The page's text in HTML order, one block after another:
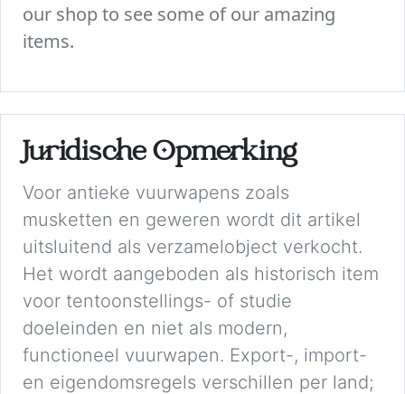
our shop to see some of our amazing
items.
Juridische Opmerking
Voor antieke vuurwapens zoals
musketten en geweren wordt dit artikel
uitsluitend als verzamelobject verkocht.
Het wordt aangeboden als historisch item
voor tentoonstellings- of studie
doeleinden en niet als modern,
functioneel vuurwapen. Export-, import-
en eigendomsregels verschillen per land;